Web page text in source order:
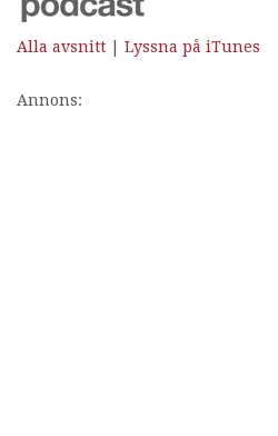
Alla avsnitt Lyssna på iTunes
Annons: